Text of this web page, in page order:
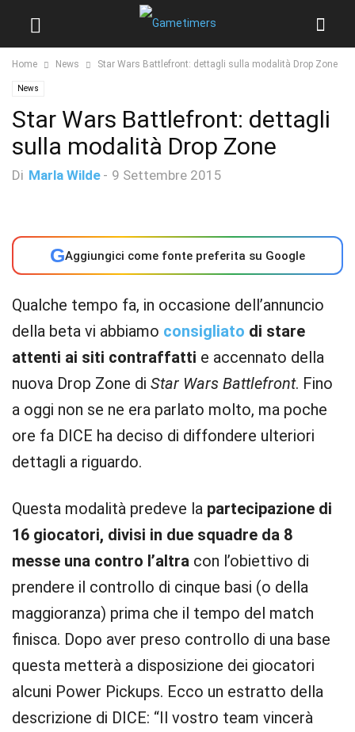
Home News Star Wars Battlefront: dettagli sulla modalità Drop Zone
News
Star Wars Battlefront: dettagli
sulla modalità Drop Zone
Di Marla Wilde - 9 Settembre 2015
GAggiungici come fonte preferita su Google
Qualche tempo fa, in occasione dell’annuncio
della beta vi abbiamo consigliato di stare
attenti ai siti contraffatti e accennato della
nuova Drop Zone di Star Wars Battlefront. Fino
a oggi non se ne era parlato molto, ma poche
ore fa DICE ha deciso di diffondere ulteriori
dettagli a riguardo.
Questa modalità predeve la partecipazione di
16 giocatori, divisi in due squadre da 8
messe una contro l’altra con l’obiettivo di
prendere il controllo di cinque basi (o della
maggioranza) prima che il tempo del match
finisca. Dopo aver preso controllo di una base
questa metterà a disposizione dei giocatori
alcuni Power Pickups. Ecco un estratto della
descrizione di DICE: “Il vostro team vincerà